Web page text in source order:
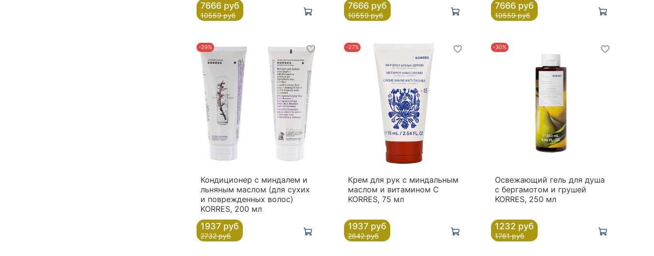
7666 руб
10559 руб
7666 руб
10559 руб
7666 руб
10559 руб
-29%
Кондиционер с миндалем и
льняным маслом (для сухих
и поврежденных волос)
KORRES, 200 мл
1937 руб
2732 руб
-27%
Крем для рук с миндальным
маслом и витамином С
KORRES, 75 мл
1937 руб
2642 руб
-30%
Освежающий гель для душа
с бергамотом и грушей
KORRES, 250 мл
1232 руб
1761 руб